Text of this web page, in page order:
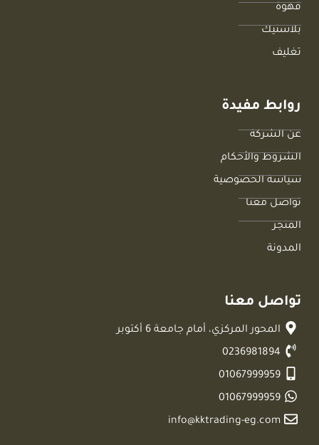
قهوة
بلاستيك
تغليف
روابط مفيدة
عن الشركة
الشروط والأحكام
سياسة الخصوصية
تواصل معنا
المتجر
المدونة
تواصل معنا
المحور المركزي، أمام جامعة 6 أكتوبر
0236981894
01067999959
01067999959
info@kktrading-eg.com